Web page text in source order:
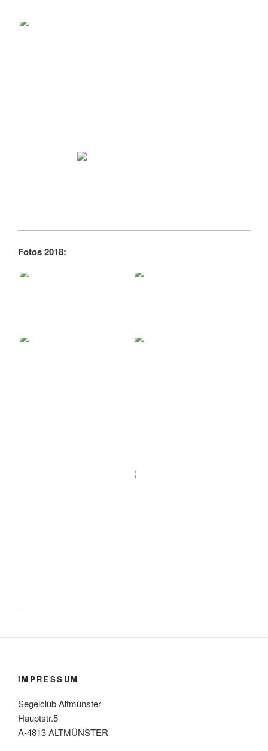
Fotos 2018:
IMPRESSUM
Segelclub Altmünster
Hauptstr.5
A-4813 ALTMÜNSTER